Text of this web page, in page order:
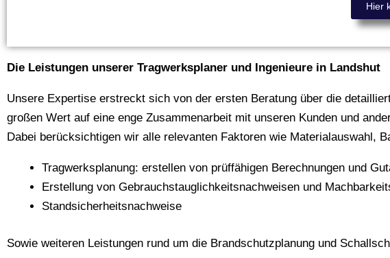
Hier
Die Leistungen unserer Tragwerksplaner und Ingenieure in Landshut
Unsere Expertise erstreckt sich von der ersten Beratung über die
großen Wert auf eine enge Zusammenarbeit mit unseren Kunden und
Dabei berücksichtigen wir alle relevanten Faktoren wie Materialauswahl,
Tragwerksplanung: erstellen von prüffähigen Berechnungen und
Erstellung von Gebrauchstauglichkeitsnachweisen und
Standsicherheitsnachweise
Sowie weiteren Leistungen rund um die Brandschutzplanung und